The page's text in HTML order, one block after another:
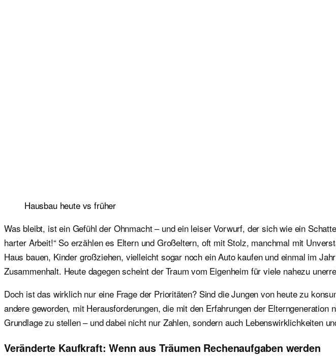
Hausbau heute vs früher
Was bleibt, ist ein Gefühl der Ohnmacht – und ein leiser Vorwurf, der sich wie ein
harter Arbeit!“ So erzählen es Eltern und Großeltern, oft mit Stolz, manchmal mit
Haus bauen, Kinder großziehen, vielleicht sogar noch ein Auto kaufen und einmal im
Zusammenhalt. Heute dagegen scheint der Traum vom Eigenheim für viele nahezu
Doch ist das wirklich nur eine Frage der Prioritäten? Sind die Jungen von heute zu
andere geworden, mit Herausforderungen, die mit den Erfahrungen der
Grundlage zu stellen – und dabei nicht nur Zahlen, sondern auch Lebenswirklichkeiten
Veränderte Kaufkraft: Wenn aus Träumen Rechenaufgaben werden